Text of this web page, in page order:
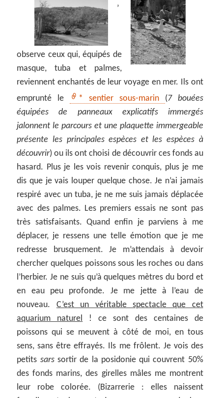
’
observe ceux qui, équipés de
masque, tuba et palmes,
reviennent enchantés de leur voyage en mer. Ils ont
emprunté le
* sentier sous-marin (7 bouées
équipées de panneaux explicatifs immergés
jalonnent le parcours et une plaquette immergeable
présente les principales espèces et les espèces à
découvrir) ou ils ont choisi de découvrir ces fonds au
hasard. Plus je les vois revenir conquis, plus je me
dis que je vais louper quelque chose. Je n’ai jamais
respiré avec un tuba, je ne me suis jamais déplacée
avec des palmes. Les premiers essais ne sont pas
très satisfaisants. Quand enfin je parviens à me
déplacer, je ressens une telle émotion que je me
redresse brusquement. Je m’attendais à devoir
chercher quelques poissons sous les roches ou dans
l’herbier. Je ne suis qu’à quelques mètres du bord et
en eau peu profonde. Je me jette à l’eau de
nouveau. C’est un véritable spectacle que cet
aquarium naturel
! ce sont des centaines de
poissons qui se meuvent à côté de moi, en tous
sens, sans être effrayés. Ils me frôlent. Je vois des
petits sarssortir de la posidonie qui couvrent 50%
des fonds marins, des girelles mâles me montrent
leur robe colorée. (Bizarrerie : elles naissent